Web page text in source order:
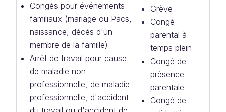
Congés pour événements
familiaux (mariage ou Pacs,
naissance, décès d'un
membre de la famille)
Arrêt de travail pour cause
de maladie non
professionnelle, de maladie
professionnelle, d'accident
Grève
Congé
parental à
temps plein
Congé de
présence
parentale
Congé de